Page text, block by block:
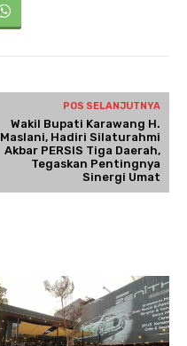
POS SELANJUTNYA
Wakil Bupati Karawang H.
Maslani, Hadiri Silaturahmi
Akbar PERSIS Tiga Daerah,
Tegaskan Pentingnya
Sinergi Umat